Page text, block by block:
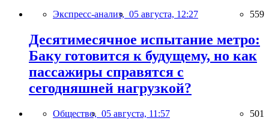
Экспресс-анализ, 05 августа, 12:27 559
Десятимесячное испытание метро:
Баку готовится к будущему, но как
пассажиры справятся с
сегодняшней нагрузкой?
Общество, 05 августа, 11:57 501